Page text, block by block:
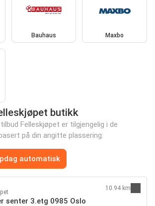
Bauhaus Maxbo
butikk
Felleskjøpet er tilgjengelig i de
på din angitte plassering:
automatisk
senter 3.etg 0985 Oslo
10.94 km